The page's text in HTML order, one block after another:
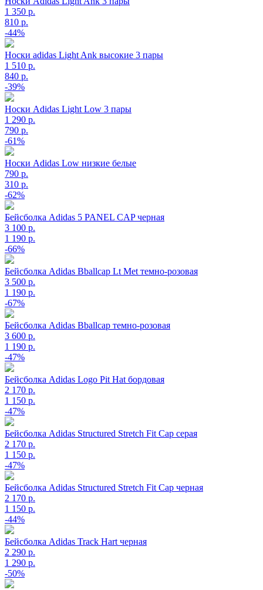
1 350 р.
810 р.
-44%
Носки adidas Light Ank высокие 3 пары
1 510 р.
840 р.
-39%
Носки Adidas Light Low 3 пары
1 290 р.
790 р.
-61%
Носки Adidas Low низкие белые
790 р.
310 р.
-62%
Бейсболка Adidas 5 PANEL CAP черная
3 100 р.
1 190 р.
-66%
Бейсболка Adidas Bballcap Lt Met темно-розовая
3 500 р.
1 190 р.
-67%
Бейсболка Adidas Bballcap темно-розовая
3 600 р.
1 190 р.
-47%
Бейсболка Adidas Logo Pit Hat бордовая
2 170 р.
1 150 р.
-47%
Бейсболка Adidas Structured Stretch Fit Cap серая
2 170 р.
1 150 р.
-47%
Бейсболка Adidas Structured Stretch Fit Cap черная
2 170 р.
1 150 р.
-44%
Бейсболка Adidas Track Hart черная
2 290 р.
1 290 р.
-50%